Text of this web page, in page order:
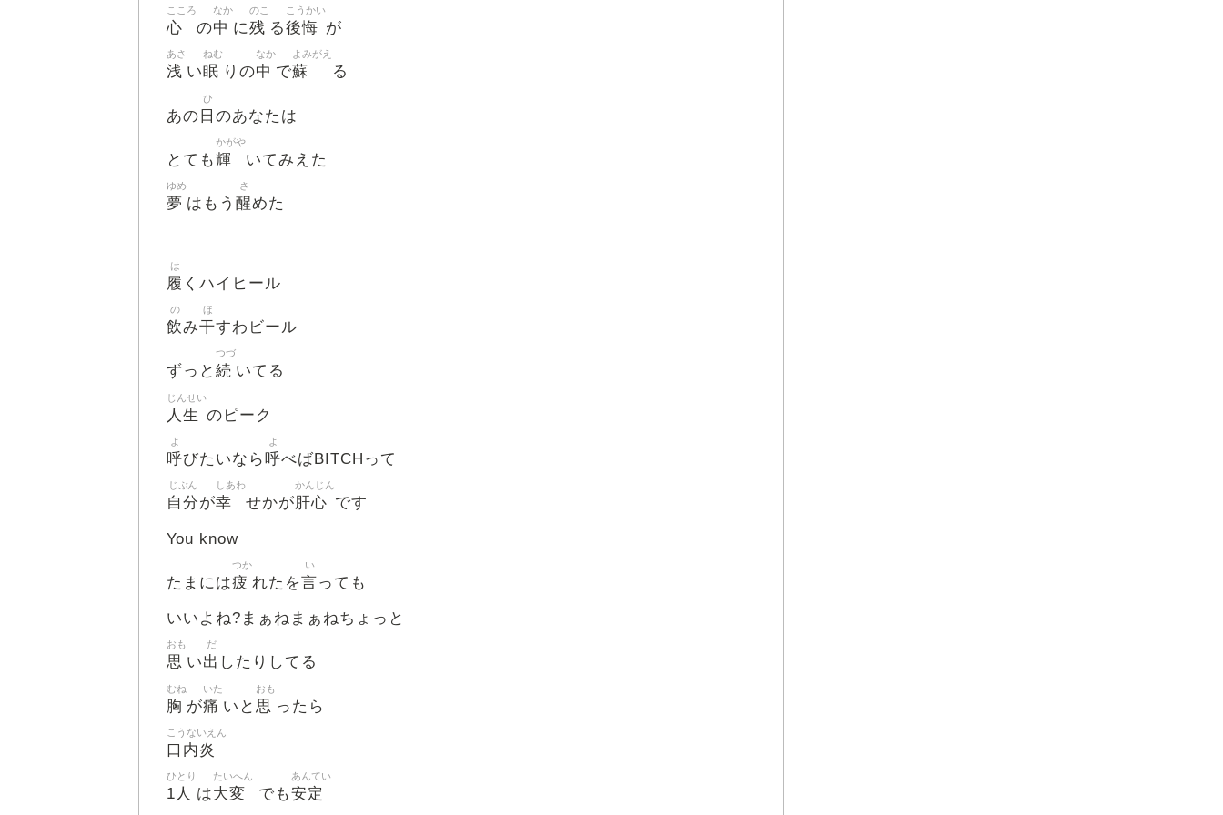
心
こころ
の中
なか
に残
のこ
る後悔
こうかい
が
浅
あさ
い眠
ねむ
りの中
なか
で蘇
よみがえ
る
あの 日
ひ
のあなたは
とても輝
かがや
いてみえた
夢
ゆめ
はもう 醒
さ
めた
履
は
くハイヒール
飲
の
み干
ほ
すわビール
ずっと 続
つづ
いてる
人生
じんせい
のピーク
呼
よ
びたいなら呼
よ
べばBITCHって
自分
じぶん
が幸
しあわ
せかが肝心
かんじん
です
You know
たまには疲
つか
れたを言
い
っても
いいよね?まぁねまぁねちょっと
思
おも
い出
だ
したりしてる
胸
むね
が痛
いた
いと 思
おも
ったら
口内炎
こうないえん
1人
ひとり
は大変
たいへん
でも安定
あんてい